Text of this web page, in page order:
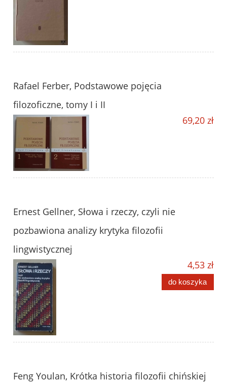
Rafael Ferber, Podstawowe pojęcia
filozoficzne, tomy I i II
69,20 zł
Ernest Gellner, Słowa i rzeczy, czyli nie
pozbawiona analizy krytyka filozofii
lingwistycznej
4,53 zł
do koszyka
Feng Youlan, Krótka historia filozofii chińskiej